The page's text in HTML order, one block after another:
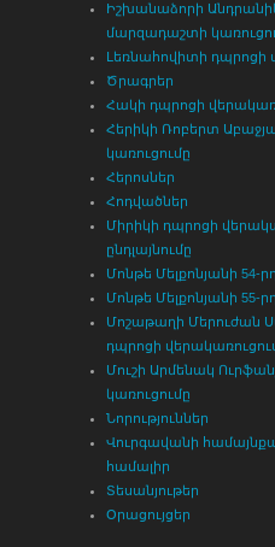
Իշխանաձորի
մարզադաշտի
Լեռնահովիտի դպրոցի
Ծրագրեր
Հակի դպրոցի
Հերիկի Ռոբերտ
կառուցումը
Հերոսներ
Հոդվածներ
Միրիկի դպրոցի
ընդլայնումը
Մոնթե Մելքոնյանի 54-
Մոնթե Մելքոնյանի 55-
Մոշաթաղի Մերուժան
դպրոցի
Մուշի Արմենակ
կառուցումը
Նորություններ
Վուրգավանի
համալիր
Տեսանյութեր
Օրացույցեր